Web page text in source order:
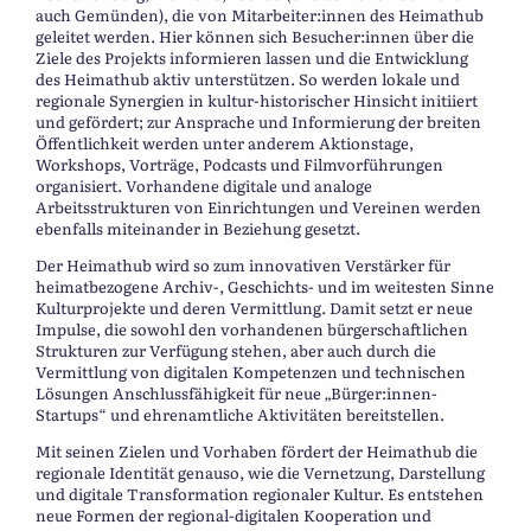
auch Gemünden), die von Mitarbeiter:innen des Heimathub
geleitet werden. Hier können sich Besucher:innen über die
Ziele des Projekts informieren lassen und die Entwicklung
des Heimathub aktiv unterstützen. So werden lokale und
regionale Synergien in kultur-historischer Hinsicht initiiert
und gefördert; zur Ansprache und Informierung der breiten
Öffentlichkeit werden unter anderem Aktionstage,
Workshops, Vorträge, Podcasts und Filmvorführungen
organisiert. Vorhandene digitale und analoge
Arbeitsstrukturen von Einrichtungen und Vereinen werden
ebenfalls miteinander in Beziehung gesetzt.
Der Heimathub wird so zum innovativen Verstärker für
heimatbezogene Archiv-, Geschichts- und im weitesten Sinne
Kulturprojekte und deren Vermittlung. Damit setzt er neue
Impulse, die sowohl den vorhandenen bürgerschaftlichen
Strukturen zur Verfügung stehen, aber auch durch die
Vermittlung von digitalen Kompetenzen und technischen
Lösungen Anschlussfähigkeit für neue „Bürger:innen-
Startups“ und ehrenamtliche Aktivitäten bereitstellen.
Mit seinen Zielen und Vorhaben fördert der Heimathub die
regionale Identität genauso, wie die Vernetzung, Darstellung
und digitale Transformation regionaler Kultur. Es entstehen
neue Formen der regional-digitalen Kooperation und